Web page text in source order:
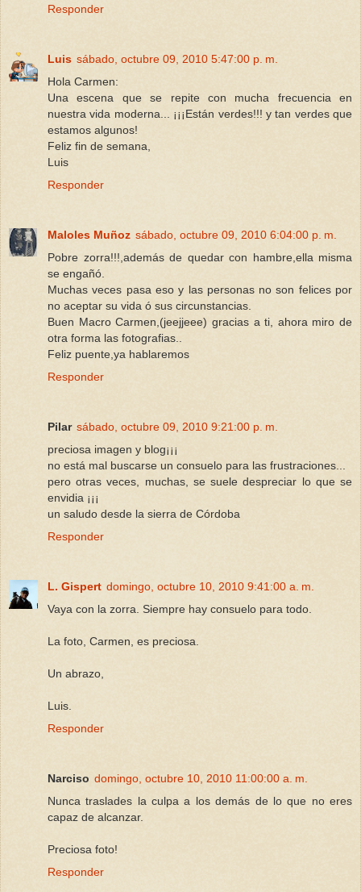
Responder
Luis sábado, octubre 09, 2010 5:47:00 p. m.
Hola Carmen:
Una escena que se repite con mucha frecuencia en
nuestra vida moderna... ¡¡¡Están verdes!!! y tan verdes que
estamos algunos!
Feliz fin de semana,
Luis
Responder
Maloles Muñoz sábado, octubre 09, 2010 6:04:00 p. m.
Pobre zorra!!!,además de quedar con hambre,ella misma
se engañó.
Muchas veces pasa eso y las personas no son felices por
no aceptar su vida ó sus circunstancias.
Buen Macro Carmen,(jeejjeee) gracias a ti, ahora miro de
otra forma las fotografias..
Feliz puente,ya hablaremos
Responder
Pilar sábado, octubre 09, 2010 9:21:00 p. m.
preciosa imagen y blog¡¡¡
no está mal buscarse un consuelo para las frustraciones...
pero otras veces, muchas, se suele despreciar lo que se
envidia ¡¡¡
un saludo desde la sierra de Córdoba
Responder
L. Gispert domingo, octubre 10, 2010 9:41:00 a. m.
Vaya con la zorra. Siempre hay consuelo para todo.
La foto, Carmen, es preciosa.
Un abrazo,
Luis.
Responder
Narciso domingo, octubre 10, 2010 11:00:00 a. m.
Nunca traslades la culpa a los demás de lo que no eres
capaz de alcanzar.
Preciosa foto!
Responder